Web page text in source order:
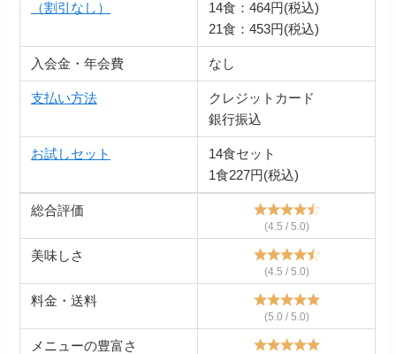
（割引なし）
14食：464円(税込)
21食：453円(税込)
入会金・年会費 なし
支払い方法
クレジットカード
銀行振込
お試しセット
14食セット
1食227円(税込)
総合評価
(4.5 / 5.0)
美味しさ
(4.5 / 5.0)
料金・送料
(5.0 / 5.0)
メニューの豊富さ